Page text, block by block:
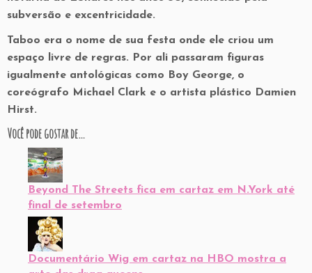
subversão e excentricidade.
Taboo era o nome de sua festa onde ele criou um
espaço livre de regras. Por ali passaram figuras
igualmente antológicas como Boy George, o
coreógrafo Michael Clark e o artista plástico Damien
Hirst.
Você pode gostar de…
Beyond The Streets fica em cartaz em N.York até
final de setembro
Documentário Wig em cartaz na HBO mostra a